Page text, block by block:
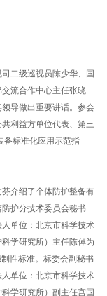
二级巡视员陈少华、国
流合作中心主任张晓
导做出重要讲话。参会
利益方单位代表、第三
备标准化应用示范指
介绍了个体防护整备有
护分技术委员会秘书
单位：北京市科学技术
学研究所）主任陈倬为
性标准。标委会副秘书
单位：北京市科学技术
学研究所）副主任宫国